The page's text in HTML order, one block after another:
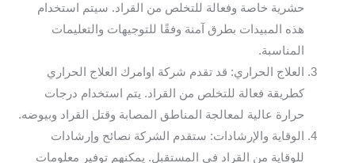
حشرية خاصة وفعالة للتخلص من القراد. سيتم استخدام
هذه المبيدات بطرق آمنة وفقًا للتوجيهات والتعليمات
المناسبة.
العلاج الحراري: قد تقدم شركة اوامرك العلاج الحراري
كطريقة فعالة للتخلص من القراد. يتم استخدام درجات
حرارة عالية لمعالجة المناطق المصابة وقتل القراد وبيوضه.
الوقاية والإرشادات: ستقدم الشركة نصائح وإرشادات
للوقاية من القراد في المستقبل. يمكنهم توفير معلومات